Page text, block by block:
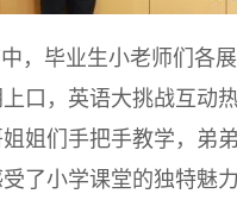
，毕业生小老师们各
口，英语大挑战互动
姐们手把手教学，弟
了小学课堂的独特魅